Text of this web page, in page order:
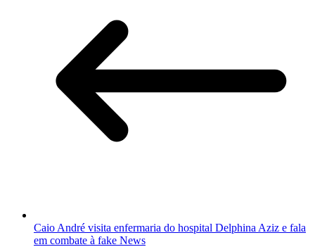
Caio André visita enfermaria do hospital Delphina Aziz e fala
em combate à fake News